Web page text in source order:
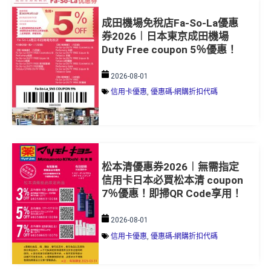
成田機場免稅店Fa-So-La優惠
券2026︱日本東京成田機場
Duty Free coupon 5％優惠！
2026-08-01
信用卡優惠, 優惠碼-網購折扣代碼
松本清優惠券2026︱無需指定
信用卡日本必買松本清 coupon
7％優惠！即掃QR Code享用！
2026-08-01
信用卡優惠, 優惠碼-網購折扣代碼